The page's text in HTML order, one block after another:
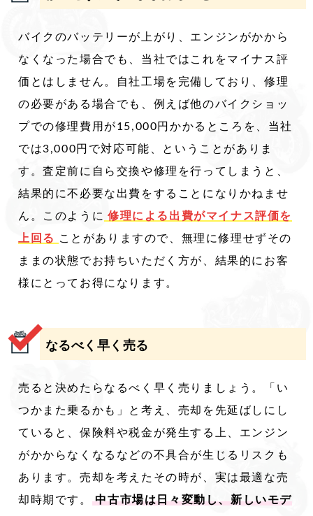
バイクのバッテリーが上がり、エンジンがかから
なくなった場合でも、当社ではこれをマイナス評
価とはしません。自社工場を完備しており、修理
の必要がある場合でも、例えば他のバイクショッ
プでの修理費用が15,000円かかるところを、当社
では3,000円で対応可能、ということがありま
す。査定前に自ら交換や修理を行ってしまうと、
結果的に不必要な出費をすることになりかねませ
ん。このように 修理による出費がマイナス評価を
上回る
ことがありますので、無理に修理せずその
ままの状態でお持ちいただく方が、結果的にお客
様にとってお得になります。
なるべく早く売る
売ると決めたらなるべく早く売りましょう。「い
つかまた乗るかも」と考え、売却を先延ばしにし
ていると、保険料や税金が発生する上、エンジン
がかからなくなるなどの不具合が生じるリスクも
あります。売却を考えたその時が、実は最適な売
却時期です。
中古市場は日々変動し、新しいモデ